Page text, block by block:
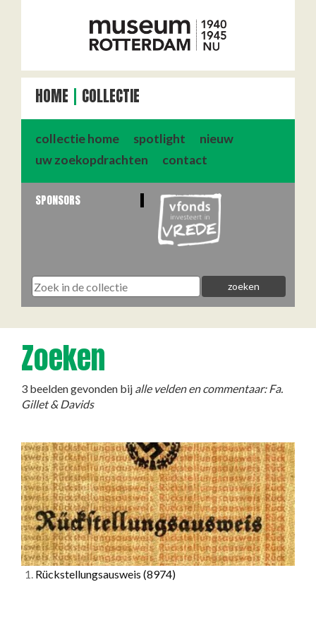
HOME COLLECTIE
collectie home spotlight
nieuw
uw zoekopdrachten
contact
SPONSORS
Zoeken
3 beelden gevonden bij alle velden en commentaar: Fa.
Gillet & Davids
1. Rückstellungsausweis (8974)